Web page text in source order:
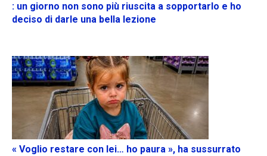
: un giorno non sono più riuscita a sopportarlo e ho
deciso di darle una bella lezione
« Voglio restare con lei… ho paura », ha sussurrato